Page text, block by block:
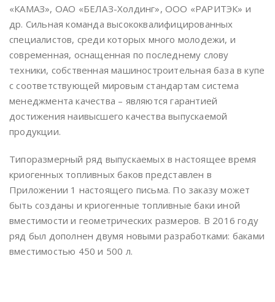
«КАМАЗ», ОАО «БЕЛАЗ-Холдинг», ООО «РАРИТЭК» и
др. Сильная команда высококвалифицированных
специалистов, среди которых много молодежи, и
современная, оснащенная по последнему слову
техники, собственная машиностроительная база в купе
с соответствующей мировым стандартам система
менеджмента качества – являются гарантией
достижения наивысшего качества выпускаемой
продукции.
Типоразмерный ряд выпускаемых в настоящее время
криогенных топливных баков представлен в
Приложении 1 настоящего письма. По заказу может
быть созданы и криогенные топливные баки иной
вместимости и геометрических размеров. В 2016 году
ряд был дополнен двумя новыми разработками: баками
вместимостью 450 и 500 л.